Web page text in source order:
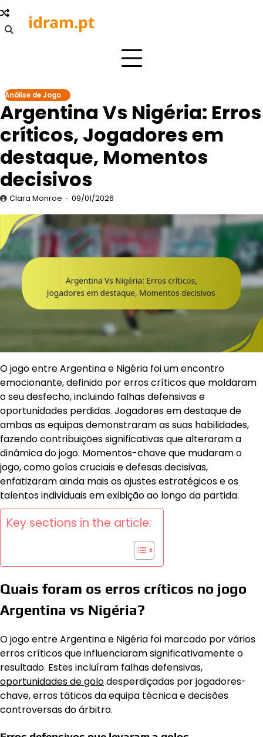
Skip
to
content
idram.pt
Análise de Jogo
Argentina Vs Nigéria: Erros
críticos, Jogadores em
destaque, Momentos
decisivos
Clara Monroe 09/01/2026
O jogo entre Argentina e Nigéria foi um encontro
emocionante, definido por erros críticos que moldaram
o seu desfecho, incluindo falhas defensivas e
oportunidades perdidas. Jogadores em destaque de
ambas as equipas demonstraram as suas habilidades,
fazendo contribuições significativas que alteraram a
dinâmica do jogo. Momentos-chave que mudaram o
jogo, como golos cruciais e defesas decisivas,
enfatizaram ainda mais os ajustes estratégicos e os
talentos individuais em exibição ao longo da partida.
Key sections in the article:
Quais foram os erros críticos no jogo
Argentina vs Nigéria?
O jogo entre Argentina e Nigéria foi marcado por vários
erros críticos que influenciaram significativamente o
resultado. Estes incluíram falhas defensivas,
oportunidades de golodesperdiçadas por jogadores-
chave, erros táticos da equipa técnica e decisões
controversas do árbitro.